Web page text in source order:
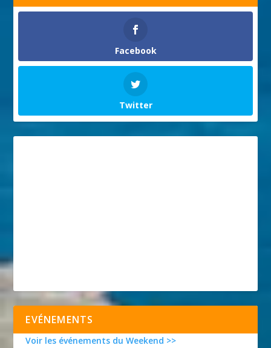
Facebook
Twitter
EVÉNEMENTS
Voir les événements du Weekend >>